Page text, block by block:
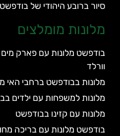
סיור ברובע היהודי של בודפשט
מלונות מומלצים
בודפשט מלונות עם פארק מים
וורלד
מלונות בבודפשט ברחבי האי
מלונות למשפחות עם ילדים
מלונות עם קזינו בבודפשט
בודפשט מלונות עם בריכה